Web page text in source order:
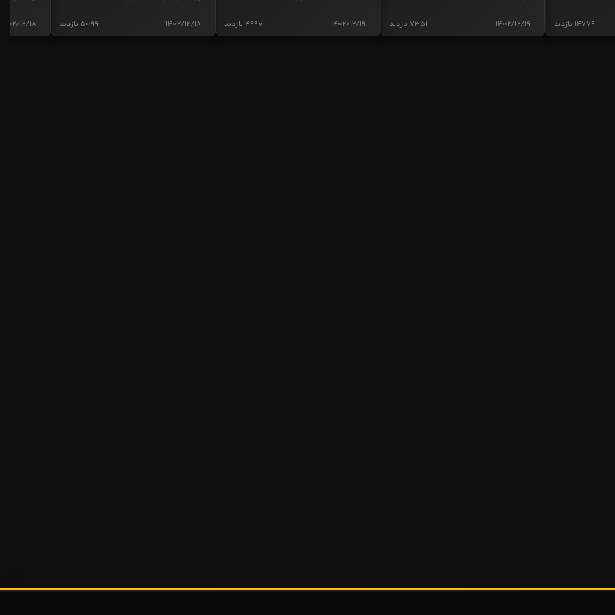
14779 بازدید 7351 بازدید 1402/12/19 4997 بازدید 1402/12/19 5099 بازدید 1402/12/18
1402/12/18